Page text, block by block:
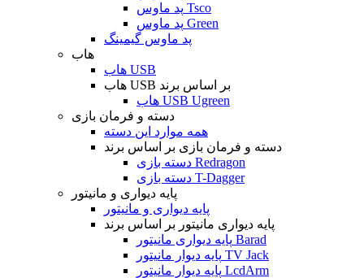
پد ماوس Tsco
پد ماوس Green
پد ماوس گیمینگ
هاب
هاب USB
هاب USB بر اساس برند
هاب USB Ugreen
دسته و فرمان بازی
همه موارد این دسته
دسته و فرمان بازی بر اساس برند
دسته بازی Redragon
دسته بازی T-Dagger
پایه دیواری و مانیتور
پایه دیواری و مانیتور
پایه دیواری مانیتور بر اساس برند
پایه دیواری مانیتور Barad
پایه دیوار مانیتور TV Jack
پایه دیوار مانیتور LcdArm